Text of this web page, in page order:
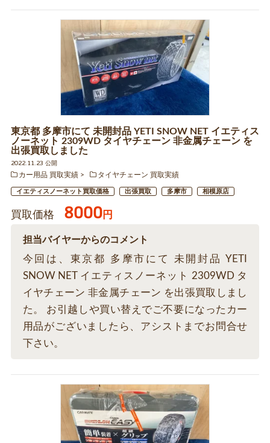
東京都 多摩市にて 未開封品 YETI SNOW NET イエティス
ノーネット 2309WD タイヤチェーン 非金属チェーン を
出張買取しました
2022.11.23 公開
カー用品 買取実績
タイヤチェーン 買取実績
イエティスノーネット買取価格 出張買取 多摩市 相模原店
買取価格 8000円
担当バイヤーからのコメント
今回は、東京都 多摩市にて 未開封品 YETI
SNOW NET イエティスノーネット 2309WD タ
イヤチェーン 非金属チェーン を出張買取しまし
た。 お引越しや買い替えでご不要になったカー
用品がございましたら、アシストまでお問合せ
下さい。